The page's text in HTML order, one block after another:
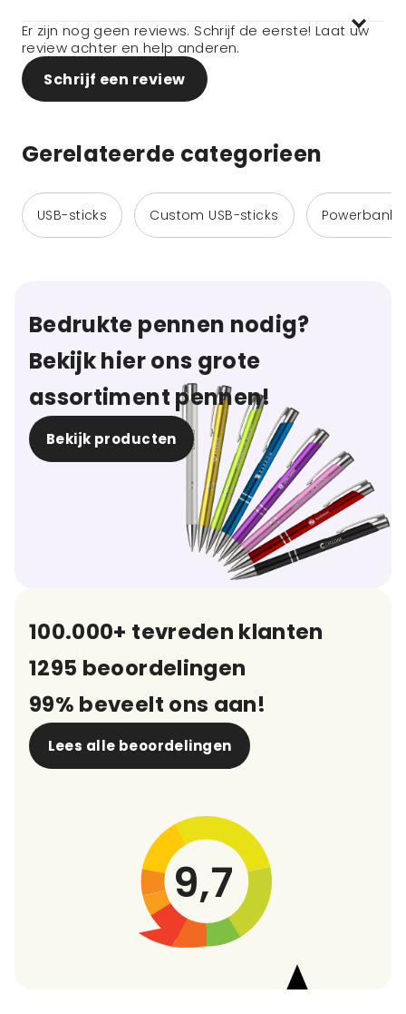
Er zijn nog geen reviews. Schrijf de eerste! Laat uw
review achter en help anderen.
Schrijf een review
Gerelateerde categorieen
USB-sticks Custom USB-sticks Powerbanks
Bedrukte pennen nodig?
Bekijk hier ons grote
assortiment pennen!
Bekijk producten
100.000+ tevreden klanten
1295 beoordelingen
99% beveelt ons aan!
Lees alle beoordelingen
9,7